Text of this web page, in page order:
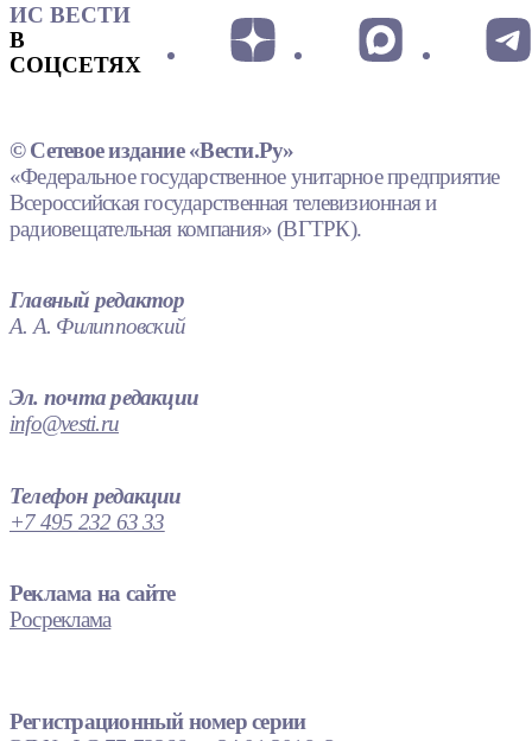
ИС ВЕСТИ
В
СОЦСЕТЯХ
© Сетевое издание «Вести.Ру»
«Федеральное государственное унитарное предприятие
Всероссийская государственная телевизионная и
радиовещательная компания» (ВГТРК).
Главный редактор
А. А. Филипповский
Эл. почта редакции
info@vesti.ru
Телефон редакции
+7 495 232 63 33
Реклама на сайте
Росреклама
Регистрационный номер серии